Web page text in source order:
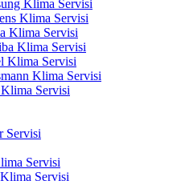
Klima Servisi
Klima Servisi
Klima Servisi
Klima Servisi
Klima Servisi
Klima Servisi
Servisi
Servisi
Servisi
Servisi